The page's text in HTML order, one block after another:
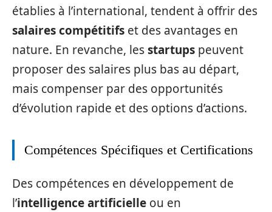
établies à l’international, tendent à offrir des
salaires compétitifs et des avantages en
nature. En revanche, lesstartups peuvent
proposer des salaires plus bas au départ,
mais compenser par des opportunités
d’évolution rapide et des options d’actions.
Compétences Spécifiques et Certifications
Des compétences en développement de
l’intelligence artificielle ou en